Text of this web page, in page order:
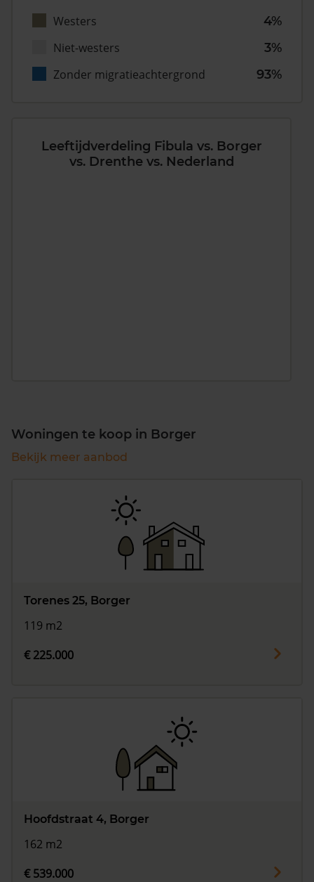
Westers
4%
Niet-westers
3%
Zonder migratieachtergrond
93%
Leeftijdverdeling Fibula vs. Borger
vs. Drenthe vs. Nederland
Woningen te koop in Borger
Bekijk meer aanbod
Torenes 25, Borger
119 m2
€ 225.000
Hoofdstraat 4, Borger
162 m2
€ 539.000